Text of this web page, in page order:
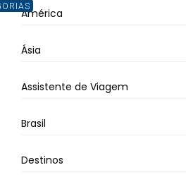
América
Ásia
Assistente de Viagem
Brasil
Destinos